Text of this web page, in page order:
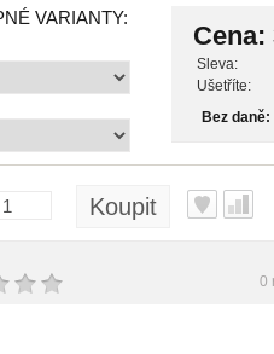
Cena:
Sleva:
Ušetříte:
Bez
VARIANTY:
Koupit
0